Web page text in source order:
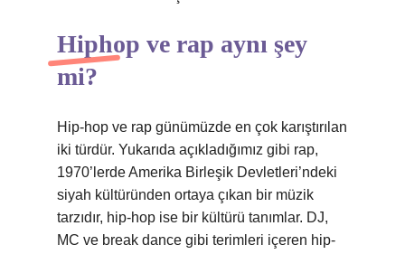
Hiphop ve rap aynı şey
mi?
Hip-hop ve rap günümüzde en çok karıştırılan
iki türdür. Yukarıda açıkladığımız gibi rap,
1970’lerde Amerika Birleşik Devletleri’ndeki
siyah kültüründen ortaya çıkan bir müzik
tarzıdır, hip-hop ise bir kültürü tanımlar. DJ,
MC ve break dance gibi terimleri içeren hip-